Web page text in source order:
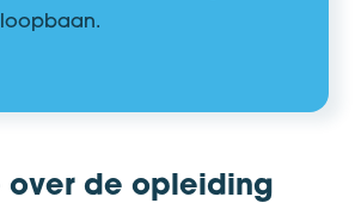
over de opleiding